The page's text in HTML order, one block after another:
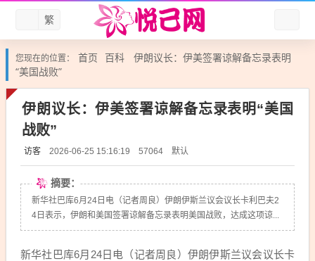
繁
您现在的位置： 首页 百科
伊朗议长：伊美签署谅解备忘录表明
“美国战败”
伊朗议长：伊美签署谅解备忘录表明“美国
战败”
访客 2026-06-25 15:16:19 57064 默认
摘要：
新华社巴库6月24日电（记者周良）伊朗伊斯兰议会议长卡利巴夫2
4日表示，伊朗和美国签署谅解备忘录表明美国战败，达成这项谅...
新华社巴库6月24日电（记者周良）伊朗伊斯兰议会议长卡